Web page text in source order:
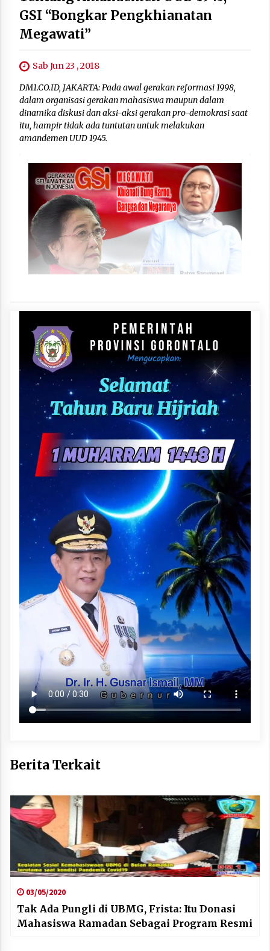
GSI “Bongkar Pengkhianatan
Megawati”
Sab Jun 23 , 2018
DM1.CO.ID, JAKARTA: Pada awal gerakan reformasi 1998,
dalam organisasi gerakan mahasiswa maupun dalam
dinamika diskusi dan aksi-aksi gerakan pro-demokrasi saat
itu, hampir tidak ada tuntutan untuk melakukan
amandemen UUD 1945.
Berita Terkait
03/05/2020
Tak Ada Pungli di UBMG, Frista: Itu Donasi
Mahasiswa Ramadan Sebagai Program Resmi